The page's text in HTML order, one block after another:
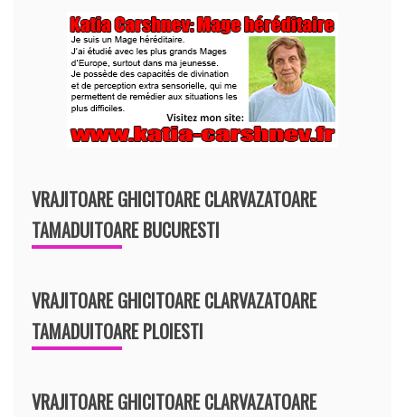
VRAJITOARE GHICITOARE CLARVAZATOARE
TAMADUITOARE BUCURESTI
VRAJITOARE GHICITOARE CLARVAZATOARE
TAMADUITOARE PLOIESTI
VRAJITOARE GHICITOARE CLARVAZATOARE